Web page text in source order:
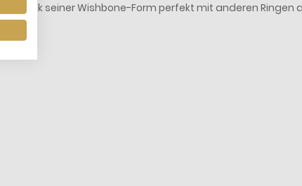
dank seiner Wishbone-Form perfekt mit anderen